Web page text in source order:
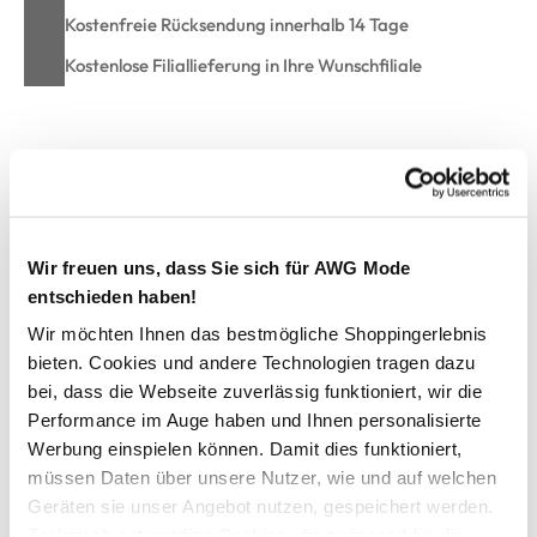
Wir freuen uns, dass Sie sich für AWG Mode
entschieden haben!
Wir möchten Ihnen das bestmögliche Shoppingerlebnis
bieten. Cookies und andere Technologien tragen dazu
bei, dass die Webseite zuverlässig funktioniert, wir die
Performance im Auge haben und Ihnen personalisierte
Werbung einspielen können. Damit dies funktioniert,
müssen Daten über unsere Nutzer, wie und auf welchen
Geräten sie unser Angebot nutzen, gespeichert werden.
Kostenfreie Rücksendung innerhalb 14 Tage
Kostenlose Filiallieferung in Ihre Wunschfiliale
Koffer "Antigua L" 78x49x30cm
Funktioneller Hartschalenkoffer Größe L aus robustem
Material
Seitlich und oben mit stabilem Tragegriff
Vier rotierende Doppelräder
Integriertes Zahlenschloss
Innenleben mit Gummibändern und Clip
Die andere Seite mit Reißverschlusstasche